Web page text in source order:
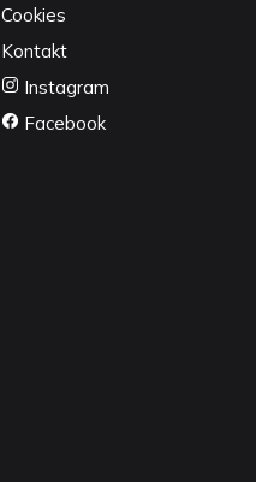
Cookies
Kontakt
Instagram
Facebook